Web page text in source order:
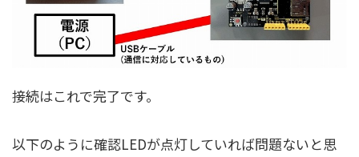
接続はこれで完了です。
以下のように確認LEDが点灯していれば問題ないと思